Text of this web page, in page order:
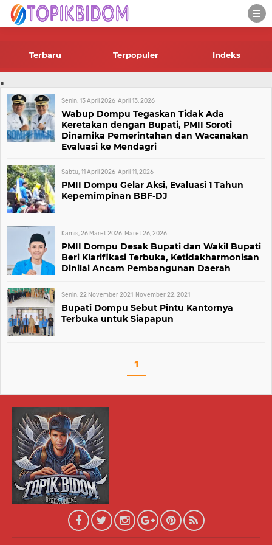
-->
Terbaru Terpopuler Indeks
.
Senin, 13 April 2026 April 13, 2026
Wabup Dompu Tegaskan Tidak Ada
Keretakan dengan Bupati, PMII Soroti
Dinamika Pemerintahan dan Wacanakan
Evaluasi ke Mendagri
Sabtu, 11 April 2026 April 11, 2026
PMII Dompu Gelar Aksi, Evaluasi 1 Tahun
Kepemimpinan BBF-DJ
Kamis, 26 Maret 2026 Maret 26, 2026
PMII Dompu Desak Bupati dan Wakil Bupati
Beri Klarifikasi Terbuka, Ketidakharmonisan
Dinilai Ancam Pembangunan Daerah
Senin, 22 November 2021 November 22, 2021
Bupati Dompu Sebut Pintu Kantornya
Terbuka untuk Siapapun
1